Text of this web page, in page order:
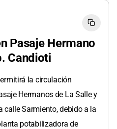
Pasaje Hermano
Candioti
la circulación
Hermanos de La Salle y
calle Sarmiento, debido a la
potabilizadora de